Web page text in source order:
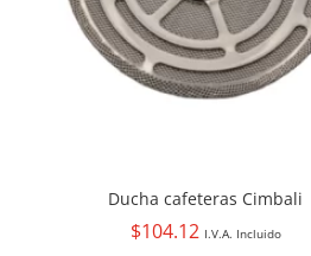
Ducha cafeteras Cimbali
$104.12 I.V.A. Incluido